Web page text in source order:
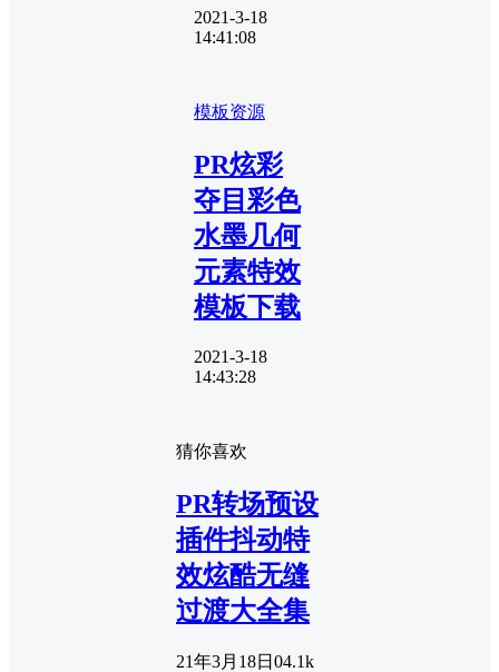
2021-3-18
14:41:08
模板资源
PR炫彩
夺目彩色
水墨几何
元素特效
模板下载
2021-3-18
14:43:28
猜你喜欢
PR转场预设
插件抖动特
效炫酷无缝
过渡大全集
21年3月18日 04.1k